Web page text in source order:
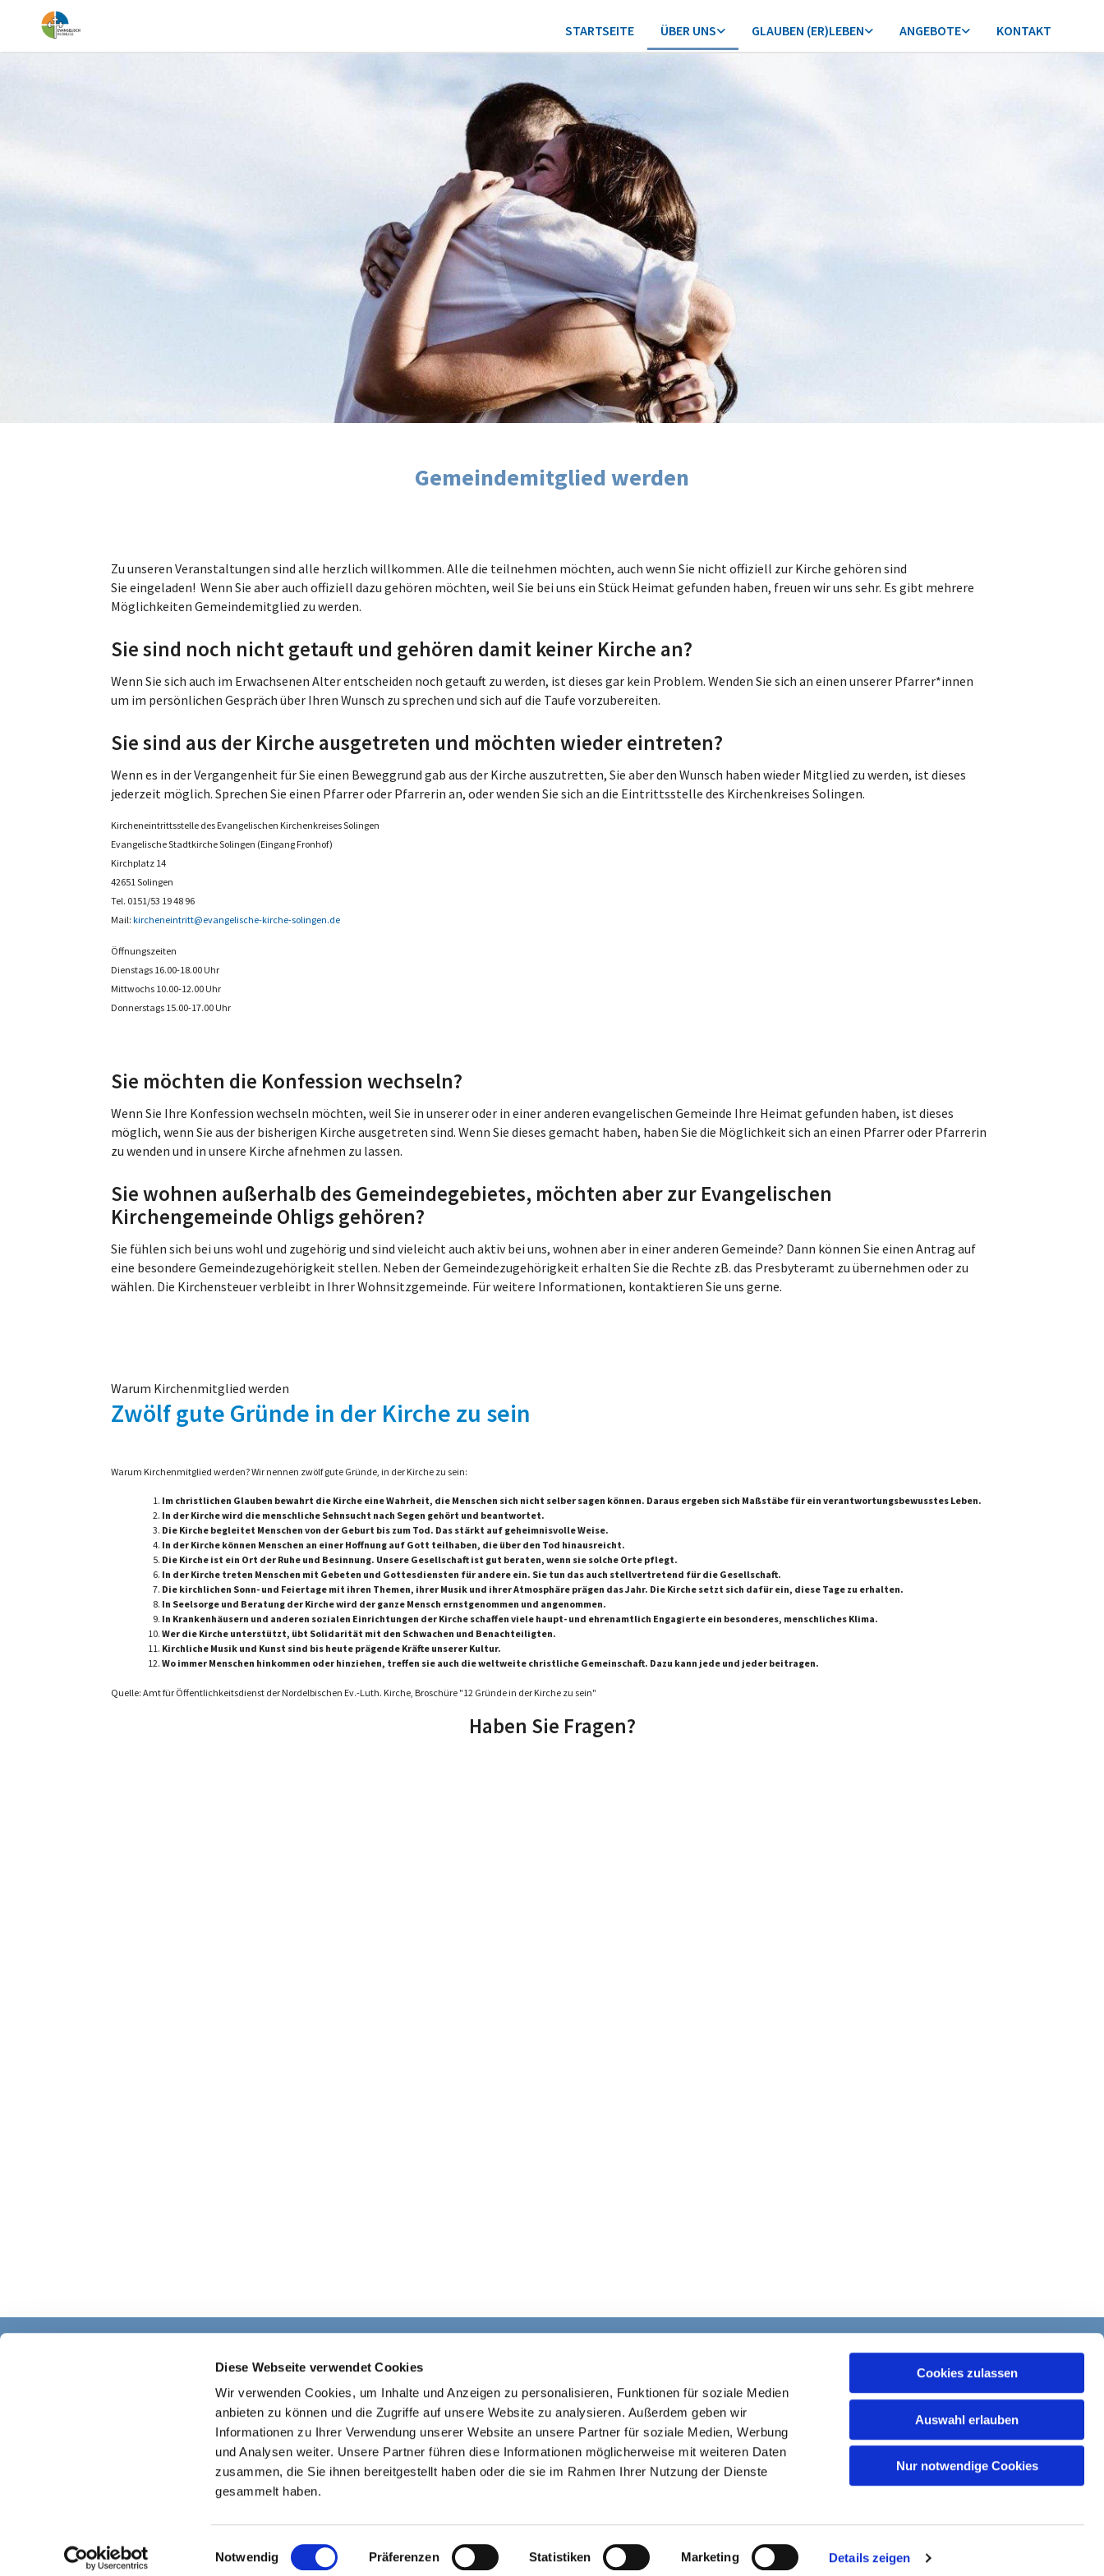
Diese Webseite verwendet Cookies
Wir verwenden Cookies, um Inhalte und Anzeigen zu personalisieren, Funktionen für soziale Medien
anbieten zu können und die Zugriffe auf unsere Website zu analysieren. Außerdem geben wir
Informationen zu Ihrer Verwendung unserer Website an unsere Partner für soziale Medien, Werbung
und Analysen weiter. Unsere Partner führen diese Informationen möglicherweise mit weiteren Daten
zusammen, die Sie ihnen bereitgestellt haben oder die sie im Rahmen Ihrer Nutzung der Dienste
gesammelt haben.
i
Notwendig Präferenzen Statistiken Marketing Details zeigen
Cookies zulassen
Auswahl erlauben
Nur notwendige Cookies
STARTSEITE ÜBER UNS GLAUBEN (ER)LEBEN ANGEBOTE KONTAKT
Gemeindemitglied werden
Zu unseren Veranstaltungen sind alle herzlich willkommen. Alle die teilnehmen möchten, auch wenn Sie nicht offiziell zur Kirche gehören sind
Sie eingeladen! Wenn Sie aber auch offiziell dazu gehören möchten, weil Sie bei uns ein Stück Heimat gefunden haben, freuen wir uns sehr. Es gibt mehrere
Möglichkeiten Gemeindemitglied zu werden.
Sie sind noch nicht getauft und gehören damit keiner Kirche an?
Wenn Sie sich auch im Erwachsenen Alter entscheiden noch getauft zu werden, ist dieses gar kein Problem. Wenden Sie sich an einen unserer Pfarrer*innen
um im persönlichen Gespräch über Ihren Wunsch zu sprechen und sich auf die Taufe vorzubereiten.
Sie sind aus der Kirche ausgetreten und möchten wieder eintreten?
Wenn es in der Vergangenheit für Sie einen Beweggrund gab aus der Kirche auszutretten, Sie aber den Wunsch haben wieder Mitglied zu werden, ist dieses
jederzeit möglich. Sprechen Sie einen Pfarrer oder Pfarrerin an, oder wenden Sie sich an die Eintrittsstelle des Kirchenkreises Solingen.
Kircheneintrittsstelle des Evangelischen Kirchenkreises Solingen
Evangelische Stadtkirche Solingen (Eingang Fronhof)
Kirchplatz 14
42651 Solingen
Tel. 0151/53 19 48 96
Mail: kircheneintritt@evangelische-kirche-solingen.de
Öffnungszeiten
Dienstags 16.00-18.00 Uhr
Mittwochs 10.00-12.00 Uhr
Donnerstags 15.00-17.00 Uhr
Sie möchten die Konfession wechseln?
Wenn Sie Ihre Konfession wechseln möchten, weil Sie in unserer oder in einer anderen evangelischen Gemeinde Ihre Heimat gefunden haben, ist dieses
möglich, wenn Sie aus der bisherigen Kirche ausgetreten sind. Wenn Sie dieses gemacht haben, haben Sie die Möglichkeit sich an einen Pfarrer oder Pfarrerin
zu wenden und in unsere Kirche afnehmen zu lassen.
Sie wohnen außerhalb des Gemeindegebietes, möchten aber zur Evangelischen
Kirchengemeinde Ohligs gehören?
Sie fühlen sich bei uns wohl und zugehörig und sind vieleicht auch aktiv bei uns, wohnen aber in einer anderen Gemeinde? Dann können Sie einen Antrag auf
eine besondere Gemeindezugehörigkeit stellen. Neben der Gemeindezugehörigkeit erhalten Sie die Rechte zB. das Presbyteramt zu übernehmen oder zu
wählen. Die Kirchensteuer verbleibt in Ihrer Wohnsitzgemeinde. Für weitere Informationen, kontaktieren Sie uns gerne.
Warum Kirchenmitglied werden
Zwölf gute Gründe in der Kirche zu sein
Warum Kirchenmitglied werden? Wir nennen zwölf gute Gründe, in der Kirche zu sein:
Im christlichen Glauben bewahrt die Kirche eine Wahrheit, die Menschen sich nicht selber sagen können. Daraus ergeben sich Maßstäbe für ein verantwortungsbewusstes Leben.
In der Kirche wird die menschliche Sehnsucht nach Segen gehört und beantwortet.
Die Kirche begleitet Menschen von der Geburt bis zum Tod. Das stärkt auf geheimnisvolle Weise.
In der Kirche können Menschen an einer Hoffnung auf Gott teilhaben, die über den Tod hinausreicht.
Die Kirche ist ein Ort der Ruhe und Besinnung. Unsere Gesellschaft ist gut beraten, wenn sie solche Orte pflegt.
In der Kirche treten Menschen mit Gebeten und Gottesdiensten für andere ein. Sie tun das auch stellvertretend für die Gesellschaft.
Die kirchlichen Sonn- und Feiertage mit ihren Themen, ihrer Musik und ihrer Atmosphäre prägen das Jahr. Die Kirche setzt sich dafür ein, diese Tage zu erhalten.
In Seelsorge und Beratung der Kirche wird der ganze Mensch ernstgenommen und angenommen.
In Krankenhäusern und anderen sozialen Einrichtungen der Kirche schaffen viele haupt- und ehrenamtlich Engagierte ein besonderes, menschliches Klima.
Wer die Kirche unterstützt, übt Solidarität mit den Schwachen und Benachteiligten.
Kirchliche Musik und Kunst sind bis heute prägende Kräfte unserer Kultur.
Wo immer Menschen hinkommen oder hinziehen, treffen sie auch die weltweite christliche Gemeinschaft. Dazu kann jede und jeder beitragen.
Quelle: Amt für Öffentlichkeitsdienst der Nordelbischen Ev.-Luth. Kirche, Broschüre "12 Gründe in der Kirche zu sein"
Haben Sie Fragen?
+4921264541645
ohligs@ekir.de
Kontaktinformationen Impressum